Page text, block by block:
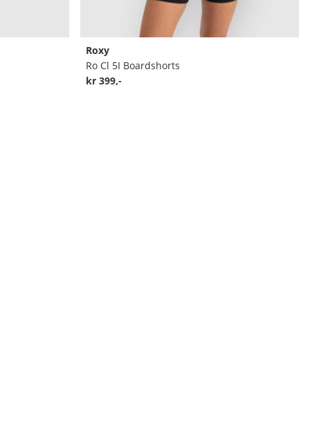
Roxy
Ro Cl 5I Boardshorts
kr 399,-